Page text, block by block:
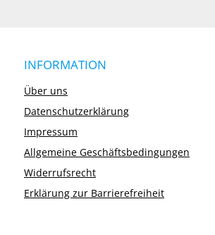
INFORMATION
Über uns
Datenschutzerklärung
Impressum
Allgemeine Geschäftsbedingungen
Widerrufsrecht
Erklärung zur Barrierefreiheit